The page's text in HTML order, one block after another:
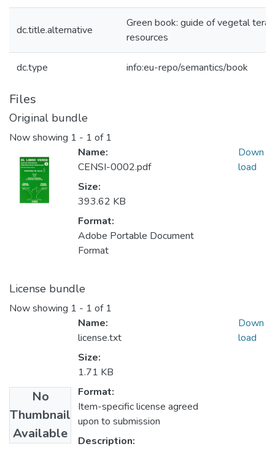
dc.title.alternative
Green book: guide of vegetal
resources
dc.type info:eu-repo/semantics/book
Files
Original bundle
Now showing 1 - 1 of 1
Name:
CENSI-0002.pdf
Size:
393.62 KB
Format:
Adobe Portable Document
Format
Down
load
License bundle
Now showing 1 - 1 of 1
No
Thumbnail
Available
Name:
license.txt
Size:
1.71 KB
Format:
Item-specific license agreed
upon to submission
Description:
Down
load